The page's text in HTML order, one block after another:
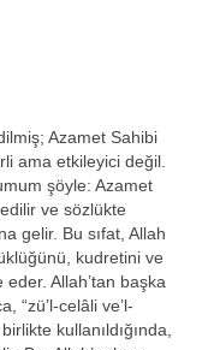
Azamet Sahibi
ama etkileyici değil.
şöyle: Azamet
ve sözlükte
gelir. Bu sıfat, Allah
kudretini ve
Allah’tan başka
“zü’l-celâli ve’l-
kullanıldığında,